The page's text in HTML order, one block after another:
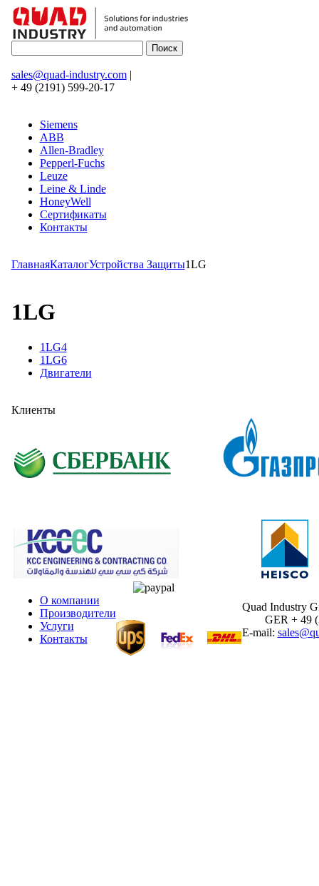
sales@quad-industry.com|
+ 49 (2191) 599-20-17
Siemens
ABB
Allen-Bradley
Pepperl-Fuchs
Leuze
Leine & Linde
HoneyWell
Сертификаты
Контакты
ГлавнаяКаталогУстройства Защиты1LG
1LG
1LG4
1LG6
Двигатели
Клиенты
О компании
Производители
Услуги
Контакты
Quad Industry
GER + 49
E-mail: